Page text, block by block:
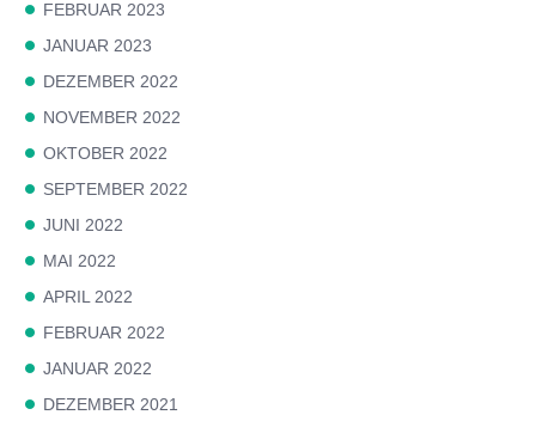
FEBRUAR 2023
JANUAR 2023
DEZEMBER 2022
NOVEMBER 2022
OKTOBER 2022
SEPTEMBER 2022
JUNI 2022
MAI 2022
APRIL 2022
FEBRUAR 2022
JANUAR 2022
DEZEMBER 2021